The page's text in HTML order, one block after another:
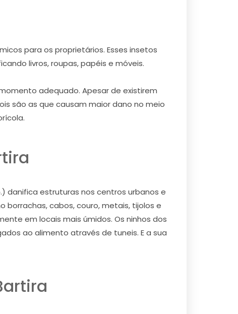
para os proprietários. Esses insetos
livros, roupas, papéis e móveis.
adequado. Apesar de existirem
são as que causam maior dano no meio
danifica estruturas nos centros urbanos e
cabos, couro, metais, tijolos e
em locais mais úmidos. Os ninhos dos
ao alimento através de tuneis. E a sua